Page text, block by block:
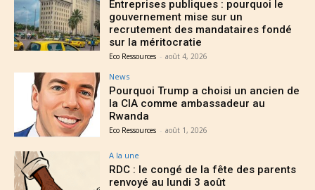
Entreprises publiques : pourquoi le
gouvernement mise sur un
recrutement des mandataires fondé
sur la méritocratie
Eco Ressources - août 4, 2026
News
Pourquoi Trump a choisi un ancien de
la CIA comme ambassadeur au
Rwanda
Eco Ressources - août 1, 2026
A la une
RDC : le congé de la fête des parents
renvoyé au lundi 3 août